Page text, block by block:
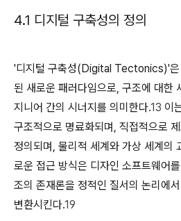
4.1 디지털 구축성의 정의
'디지털 구축성(Digital Tectonics)'은
된 새로운 패러다임으로, 구조에 대한
지니어 간의 시너지를 의미한다.13 이
구조적으로 명료화되며, 직접적으로
정의되며, 물리적 세계와 가상 세계의
로운 접근 방식은 디자인 소프트웨어
조의 존재론을 정적인 질서의 논리에
변환시킨다.19